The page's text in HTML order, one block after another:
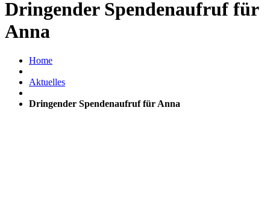
Dringender Spendenaufruf für
Anna
Home
Aktuelles
Dringender Spendenaufruf für Anna